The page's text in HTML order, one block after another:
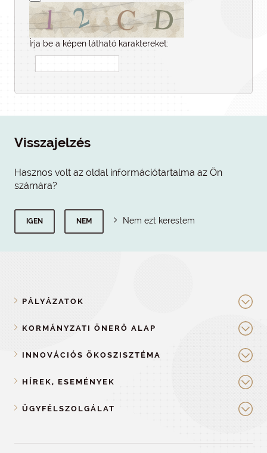
Írja be a képen látható karaktereket:
Visszajelzés
Hasznos volt az oldal információtartalma az Ön
számára?
IGEN NEM Nem ezt kerestem
PÁLYÁZATOK
KORMÁNYZATI ÖNERŐ ALAP
INNOVÁCIÓS ÖKOSZISZTÉMA
HÍREK, ESEMÉNYEK
ÜGYFÉLSZOLGÁLAT